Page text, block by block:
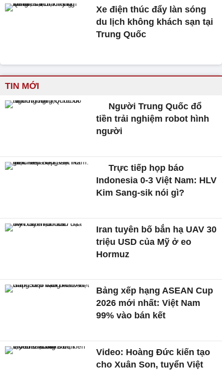
Xe điện thúc đẩy làn sóng
du lịch không khách sạn tại
Trung Quốc
TIN MỚI
Người Trung Quốc đổ
tiền trải nghiệm robot hình
người
Trực tiếp họp báo
Indonesia 0-3 Việt Nam: HLV
Kim Sang-sik nói gì?
Iran tuyên bố bắn hạ UAV 30
triệu USD của Mỹ ở eo
Hormuz
Bảng xếp hạng ASEAN Cup
2026 mới nhất: Việt Nam
99% vào bán kết
Video: Hoàng Đức kiến tạo
cho Xuân Son, tuyển Việt